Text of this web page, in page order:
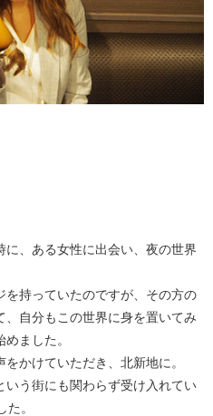
、ある女性に出会い、夜の世界
を持っていたのですが、その方の
自分もこの世界に身を置いてみ
ました。
かけていただき、北新地に。
う街にも関わらず受け入れてい
。